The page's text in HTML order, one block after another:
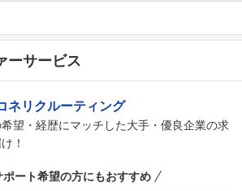
ーサービス
ネリクルーティング
望・経歴にマッチした大手・優良企業の求
！
ポート希望の方にもおすすめ